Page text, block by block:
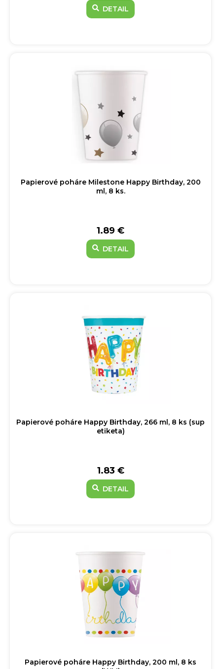
DETAIL
Papierové poháre Milestone Happy Birthday, 200
ml, 8 ks.
1.89 €
DETAIL
Papierové poháre Happy Birthday, 266 ml, 8 ks (sup
etiketa)
1.83 €
DETAIL
Papierové poháre Happy Birthday, 200 ml, 8 ks